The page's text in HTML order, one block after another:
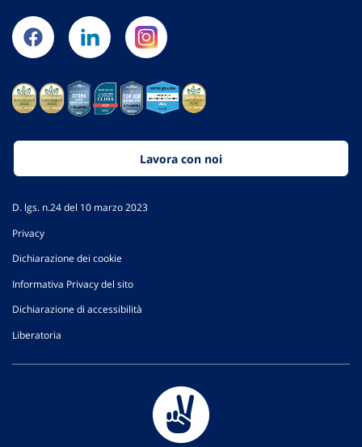
Lavora con noi
D. lgs. n.24 del 10 marzo 2023
Privacy
Dichiarazione dei cookie
Informativa Privacy del sito
Dichiarazione di accessibilità
Liberatoria